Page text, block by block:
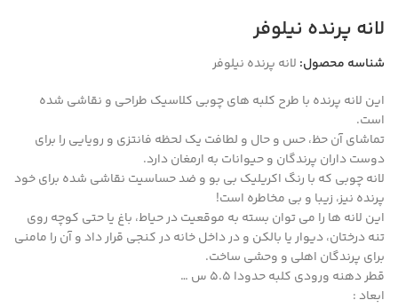
لانه پرنده نیلوفر
شناسه محصول: لانه پرنده نیلوفر
این لانه پرنده با طرح کلبه های چوبی کلاسیک طراحی و نقاشی شده
است.
تماشای آن حظ، حس و حال و لطافت یک لحظه فانتزی و رویایی را برای
دوست داران پرندگان و حیوانات به ارمغان دارد.
لانه چوبی که با رنگ اکریلیک بی بو و ضد حساسیت نقاشی شده برای خود
پرنده نیز، زیبا و بی مخاطره است!
این لانه ها را می توان بسته به موقعیت در حیاط، باغ یا حتی کوچه روی
تنه درختان، دیوار یا بالکن و در داخل خانه در کنجی قرار داد و آن را مامنی
برای پرندگان اهلی و وحشی ساخت.
قطر دهنه ورودی کلبه حدودا 5.5 س …
ابعاد :